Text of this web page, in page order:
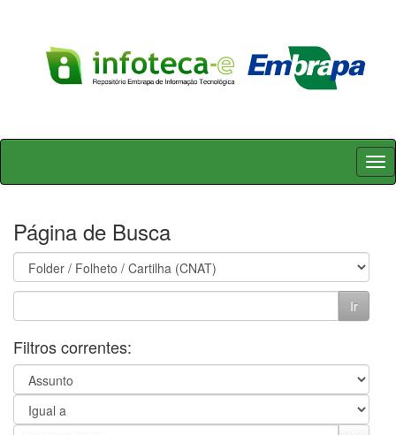
Skip
Página de Busca
Filtros correntes: